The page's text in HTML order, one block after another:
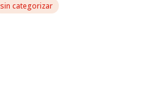
sin categorizar